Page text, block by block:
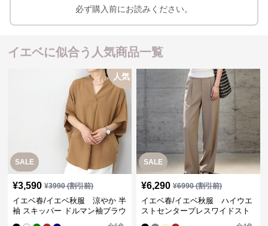
必ず購入前にお読みください。
イエベに似合う人気商品一覧
SALE
人気
¥3,590 ¥3990(割引前)
イエベ春/イエベ秋服 涼やか 半
袖 スキッパー ドルマン袖ブラウ
SALE
¥6,290 ¥6990(割引前)
イエベ春/イエベ秋服 ハイウエ
ストセンタープレスワイドスト